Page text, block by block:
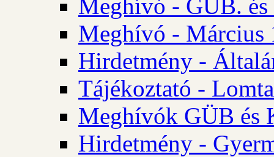
Meghívó - GÜB.
Meghívó - Március
Hirdetmény -
Tájékoztató -
Meghívók GÜB és
Hirdetmény -